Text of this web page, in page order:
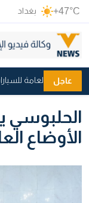
+47°C بغداد
عاجل
الشركة العامة
الحلبوسي
الأوضاع